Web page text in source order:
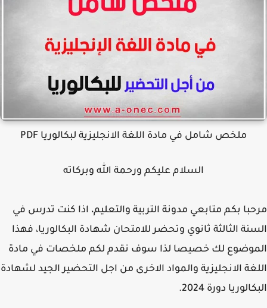
ملخص شامل في مادة اللغة الانجليزية لبكالوريا PDF
السلام عليكم ورحمة الله وبركاته
بكم متابعي مدونة التربية والتعليم، اذا كنت تدرس في
الثالثة ثانوي وتحضر للامتحان شهادة البكالوريا، فهذا
لك خصيصا لذا سوف نقدم لكم ملخصات في مادة
الانجليزية والمواد الاخرى من اجل التحضير الجيد لشهادة
دورة 2024.